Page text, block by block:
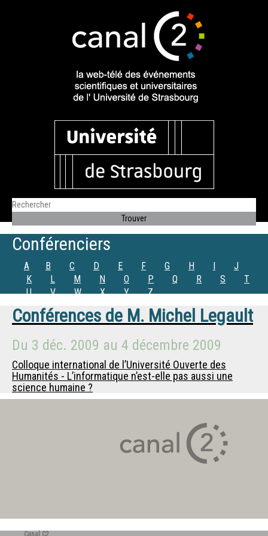
Conférenciers
A B C D E F G H I
J
K
L M N O P Q R S
T
U
V W X Y Z
Conférences de M. Michel Legault
Du 3 déc. 2009 au 4 décembre 2009
Colloque international de l’Université Ouverte des
Humanités - L’informatique n’est-elle pas aussi une
science humaine ?
Canal C2